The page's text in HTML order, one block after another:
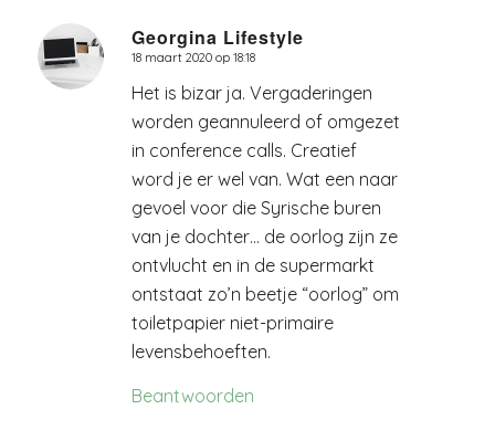
Georgina Lifestyle
zegt:
18 maart 2020 op 18:18
Het is bizar ja. Vergaderingen
worden geannuleerd of omgezet
in conference calls. Creatief
word je er wel van. Wat een naar
gevoel voor die Syrische buren
van je dochter… de oorlog zijn ze
ontvlucht en in de supermarkt
ontstaat zo’n beetje “oorlog” om
toiletpapier niet-primaire
levensbehoeften.
Beantwoorden